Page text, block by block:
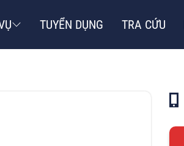
TUYỂN DỤNG TRA CỨU